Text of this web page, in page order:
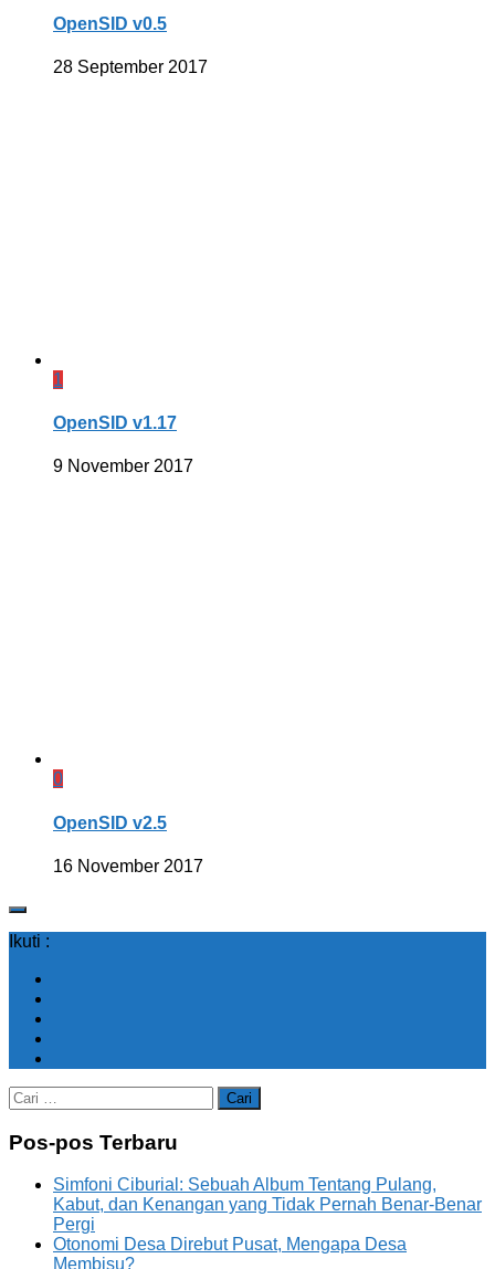
OpenSID v0.5
28 September 2017
1
OpenSID v1.17
9 November 2017
0
OpenSID v2.5
16 November 2017
Ikuti :
Cari
untuk:
Pos-pos Terbaru
Simfoni Ciburial: Sebuah Album Tentang Pulang,
Kabut, dan Kenangan yang Tidak Pernah Benar-Benar
Pergi
Otonomi Desa Direbut Pusat, Mengapa Desa
Membisu?